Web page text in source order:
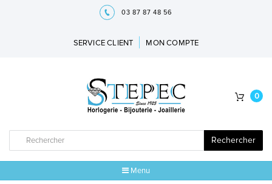
03 87 87 48 56
SERVICE CLIENT MON COMPTE
Rechercher
0
Menu